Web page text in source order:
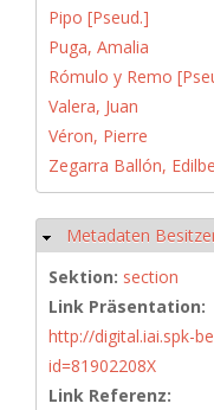
Pipo [Pseud.]
Puga, Amalia
Rómulo y Remo
Valera, Juan
Véron, Pierre
Zegarra Ballón,
Hide
Metadaten
Sektion: section
Link Präsentation:
http://digital.iai.spk-
id=81902208X
Link Referenz: